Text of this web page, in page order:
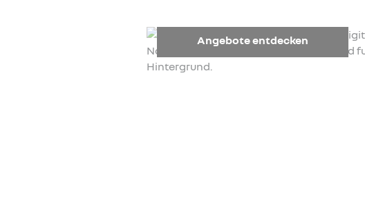
Angebote entdecken